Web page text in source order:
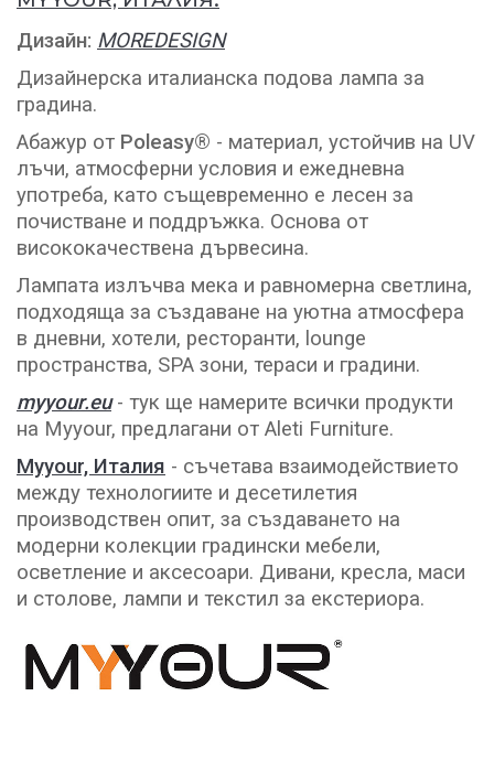
Дизайн: MOREDESIGN
Дизайнерска италианска подова лампа за
градина.
Абажур от Poleasy® - материал, устойчив на UV
лъчи, атмосферни условия и ежедневна
употреба, като същевременно е лесен за
почистване и поддръжка. Основа от
висококачествена дървесина.
Лампата излъчва мека и равномерна светлина,
подходяща за създаване на уютна атмосфера
в дневни, хотели, ресторанти, lounge
пространства, SPA зони, тераси и градини.
myyour.eu- тук ще намерите всички продукти
на Myyour, предлагани от Aleti Furniture.
Myyour, Италия - съчетава взаимодействието
между технологиите и десетилетия
производствен опит, за създаването на
модерни колекции градински мебели,
осветление и аксесоари. Дивани, кресла, маси
и столове, лампи и текстил за екстериора.